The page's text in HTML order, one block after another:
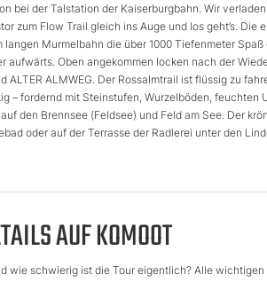
bei der Talstation der Kaiserburgbahn. Wir
zum Flow Trail gleich ins Auge und los geht’s.
langen Murmelbahn die über 1000 Tiefenmeter
aufwärts. Oben angekommen locken nach der
ALTER ALMWEG. Der Rossalmtrail ist flüssig zu
– fordernd mit Steinstufen, Wurzelböden,
den Brennsee (Feldsee) und Feld am See. Der
oder auf der Terrasse der Radlerei unter den
AUF KOMOOT
wie schwierig ist die Tour eigentlich? Alle